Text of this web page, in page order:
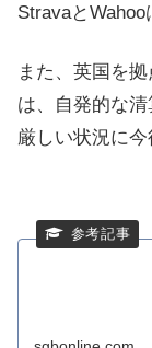
StravaとWahoo
また、英国を
は、自発的な
厳しい状況に今